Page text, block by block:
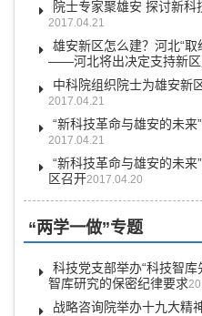
院士专家聚雄安 探讨新
2017.04.21
雄安新区怎么建？河北“取
——河北将出决定支持新
中科院组织院士为雄安新
2017.04.21
“新科技革命与雄安的未来
2017.04.21
“新科技革命与雄安的未来
区召开2017.04.20
“两学一做”专题
科技党支部举办“科技智库
智库研究的保密纪律要求
战略咨询院举办十九大精